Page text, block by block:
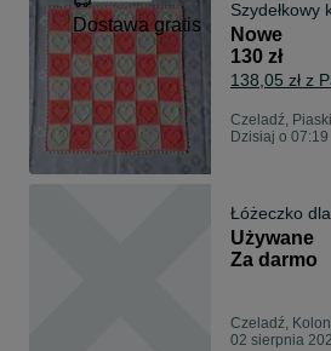
Dostawa gratis
Szydełkowy
Nowe
130 zł
138,05 zł z
Czeladź, Piaski
Dzisiaj o 07:19
Łóżeczko
Używane
Za darmo
Czeladź,
02 sierpnia